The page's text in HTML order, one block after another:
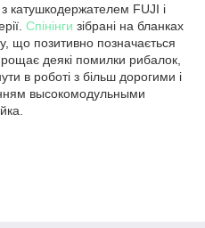
катушкодержателем FUJI і
Спінінги зібрані на бланках
що позитивно позначається
деякі помилки рибалок,
в роботі з більш дорогими і
высокомодульными